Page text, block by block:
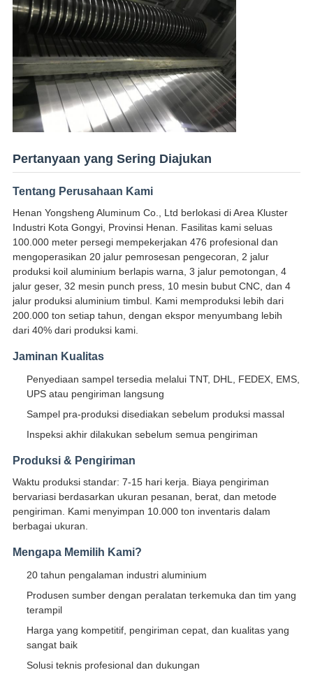
Pertanyaan yang Sering Diajukan
Tentang Perusahaan Kami
Henan Yongsheng Aluminum Co., Ltd berlokasi di Area Kluster
Industri Kota Gongyi, Provinsi Henan. Fasilitas kami seluas
100.000 meter persegi mempekerjakan 476 profesional dan
mengoperasikan 20 jalur pemrosesan pengecoran, 2 jalur
produksi koil aluminium berlapis warna, 3 jalur pemotongan, 4
jalur geser, 32 mesin punch press, 10 mesin bubut CNC, dan 4
jalur produksi aluminium timbul. Kami memproduksi lebih dari
200.000 ton setiap tahun, dengan ekspor menyumbang lebih
dari 40% dari produksi kami.
Jaminan Kualitas
Penyediaan sampel tersedia melalui TNT, DHL, FEDEX, EMS,
UPS atau pengiriman langsung
Sampel pra-produksi disediakan sebelum produksi massal
Inspeksi akhir dilakukan sebelum semua pengiriman
Produksi & Pengiriman
Waktu produksi standar: 7-15 hari kerja. Biaya pengiriman
bervariasi berdasarkan ukuran pesanan, berat, dan metode
pengiriman. Kami menyimpan 10.000 ton inventaris dalam
berbagai ukuran.
Mengapa Memilih Kami?
20 tahun pengalaman industri aluminium
Produsen sumber dengan peralatan terkemuka dan tim yang
terampil
Harga yang kompetitif, pengiriman cepat, dan kualitas yang
sangat baik
Solusi teknis profesional dan dukungan